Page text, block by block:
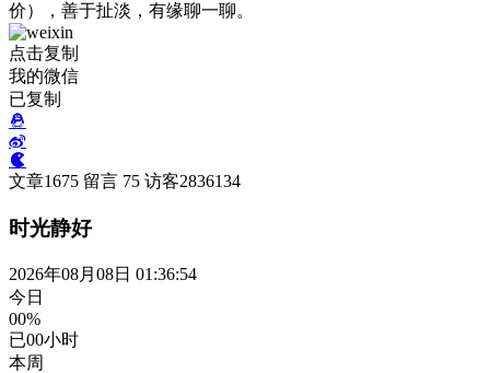
价），善于扯淡，有缘聊一聊。
点击复制
我的微信
已复制
文章1675 留言 75 访客2836134
时光静好
2026年08月08日 01:36:55
今日
00%
已00小时
本周